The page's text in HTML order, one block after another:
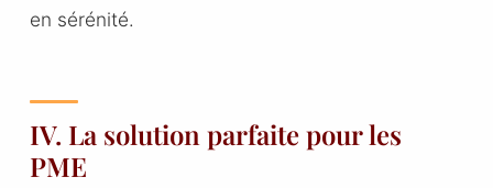
en sérénité.
IV. La solution parfaite pour les
PME